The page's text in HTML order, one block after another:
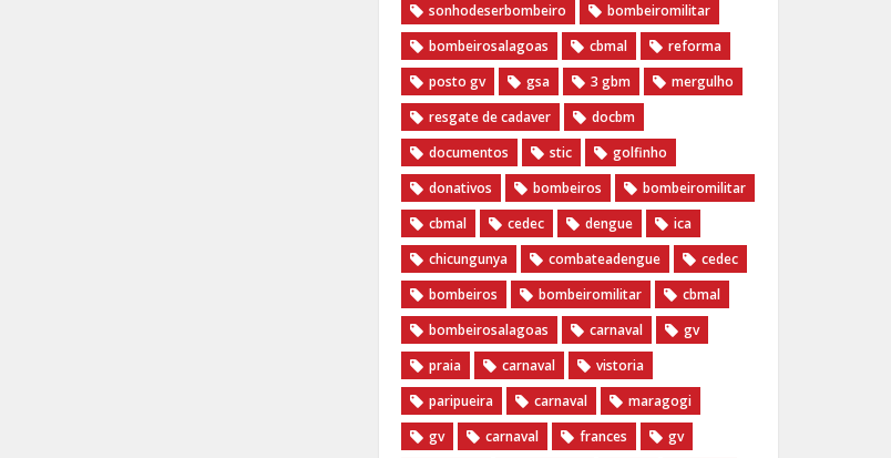
sonhodeserbombeiro
bombeiromilitar
bombeirosalagoas
cbmal
reforma
posto gv
gsa 3 gbm
mergulho
resgate de cadaver
docbm
documentos
stic
golfinho
donativos
bombeiros
bombeiromilitar
cbmal
cedec dengue
ica
chicungunya
combateadengue
cedec
bombeiros
bombeiromilitar
cbmal
bombeirosalagoas
carnaval
gv
praia
carnaval
vistoria
paripueira
carnaval
maragogi
gv
carnaval frances
gv